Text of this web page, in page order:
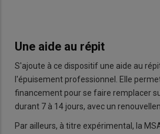
Une aide au répit
S'ajoute à ce dispositif une aide au
l'épuisement professionnel. Elle
financement pour se faire remplacer
durant 7 à 14 jours, avec un
Par ailleurs, à titre expérimental, la